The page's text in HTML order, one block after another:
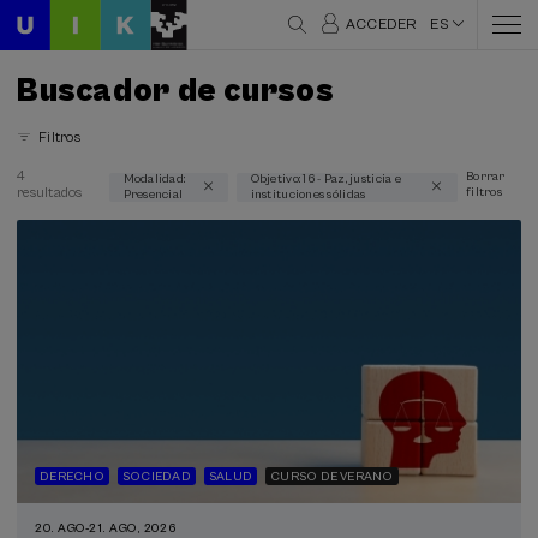
ACCEDER ES
Buscador de cursos
Filtros
Áreas temáticas
4
resultados
Modalidad:
Presencial
Objetivo: 16 - Paz, justicia e
instituciones sólidas
Borrar
filtros
DERECHO SOCIEDAD SALUD CURSO DE VERANO
20. AGO-21. AGO, 2026